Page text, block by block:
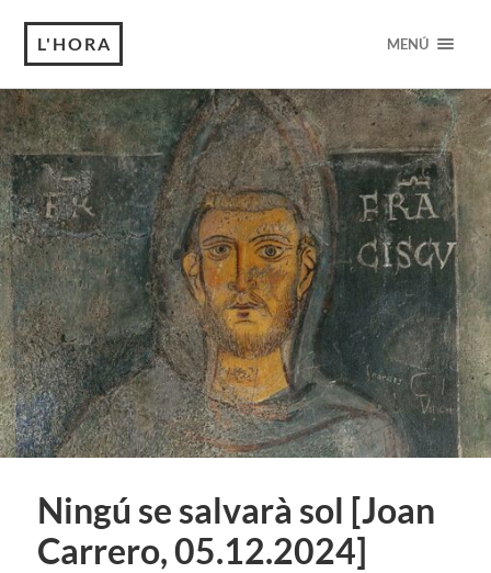
L'HORA MENÚ
Ningú se salvarà sol [Joan
Carrero, 05.12.2024]